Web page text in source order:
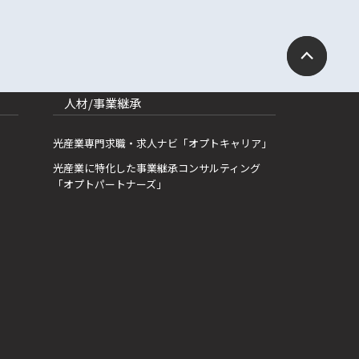
人材/事業継承
光産業専門求職・求人ナビ「オプトキャリア」
光産業に特化した事業継承コンサルティング
「オプトパートナーズ」